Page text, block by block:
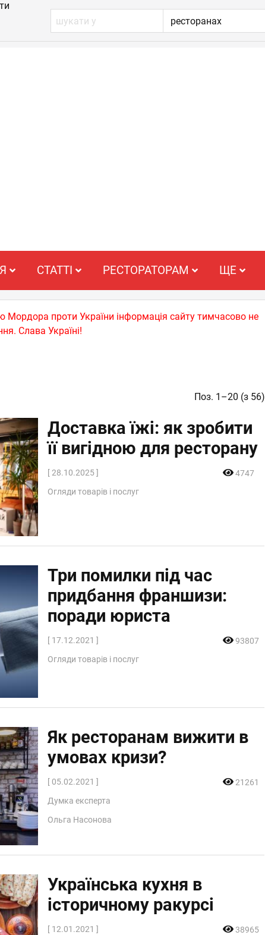
СТАТТІ РЕСТОРАТОРАМ ЩЕ
Мордора проти України інформація сайту тимчасово не
Слава Україні!
Поз. 1–20 (з 56)
Доставка їжі: як зробити
її вигідною для ресторану
[ 28.10.2025 ]
4747
Огляди товарів і послуг
Три помилки під час
придбання франшизи:
поради юриста
[ 17.12.2021 ]
93807
Огляди товарів і послуг
Як ресторанам вижити в
умовах кризи?
[ 05.02.2021 ]
21261
Думка експерта
Ольга Насонова
Українська кухня в
історичному ракурсі
[ 12.01.2021 ]
38965